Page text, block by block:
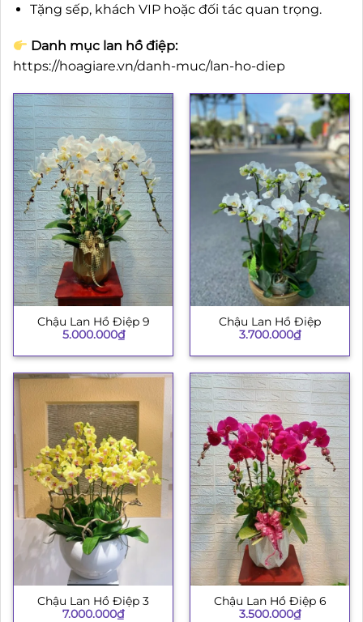
Tặng sếp, khách VIP hoặc đối tác quan trọng.
Danh mục lan hồ điệp:
https://hoagiare.vn/danh-muc/lan-ho-diep
Chậu Lan Hồ Điệp 9
5.000.000₫
Chậu Lan Hồ Điệp
3.700.000₫
Chậu Lan Hồ Điệp 3
7.000.000₫
Chậu Lan Hồ Điệp 6
3.500.000₫